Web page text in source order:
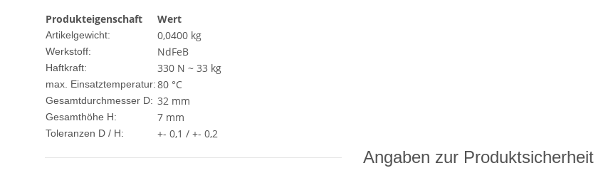
Produkteigenschaft
Wert
Artikelgewicht: 0,0400 kg
Werkstoff: NdFeB
Haftkraft: 330 N ~ 33 kg
max. Einsatztemperatur:80 °C
Gesamtdurchmesser D: 32 mm
Gesamthöhe H: 7 mm
Toleranzen D / H: +- 0,1 / +- 0,2
Angaben zur Produktsicherheit